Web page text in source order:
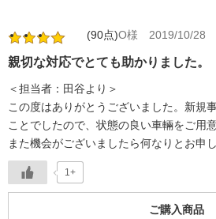
(90点)O様 2019/10/28
親切な対応でとても助かりました。
＜担当者：田谷より＞
この度はありがとうございました。新規
ことでしたので、状態の良い車輛をご用
また機会がございましたら何なりとお申
1+
ご購入商品